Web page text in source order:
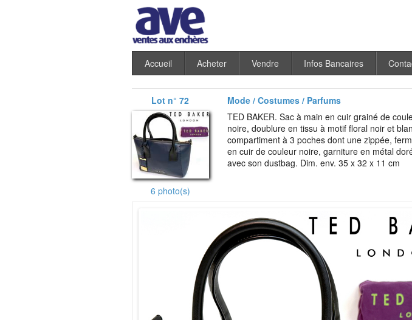
Accueil Acheter Vendre Infos Bancaires
Lot n° 72 Mode / Costumes / Parfums
6 photo(s)
TED BAKER. Sac à main en cuir grainé de
noire, doublure en tissu à motif floral noir et
compartiment à 3 poches dont une zippée,
en cuir de couleur noire, garniture en métal
avec son dustbag. Dim. env. 35 x 32 x 11 cm